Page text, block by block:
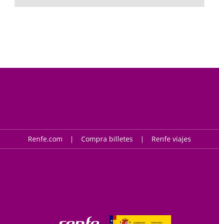
Renfe.com Compra billetes Renfe viajes